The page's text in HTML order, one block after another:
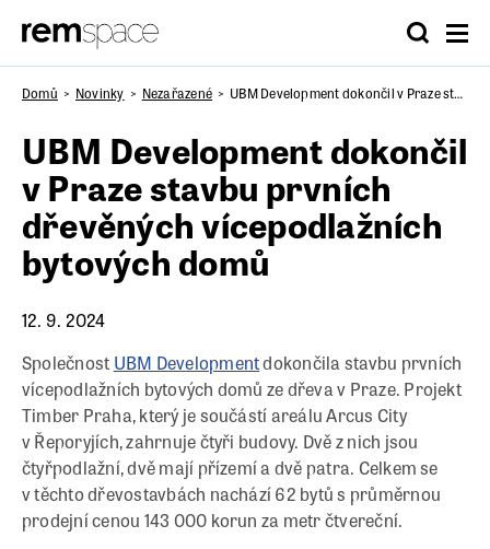
Domů Novinky Nezařazené UBM Development dokončil v Praze stavbu prvních dřevěných vícepodlažních bytových domů
UBM Development dokončil
v Praze stavbu prvních
dřevěných vícepodlažních
bytových domů
12. 9. 2024
Společnost UBM Developmentdokončila stavbu prvních
vícepodlažních bytových domů ze dřeva v Praze. Projekt
Timber Praha, který je součástí areálu Arcus City
v Řeporyjích, zahrnuje čtyři budovy. Dvě z nich jsou
čtyřpodlažní, dvě mají přízemí a dvě patra. Celkem se
v těchto dřevostavbách nachází 62 bytů s průměrnou
prodejní cenou 143 000 korun za metr čtvereční.